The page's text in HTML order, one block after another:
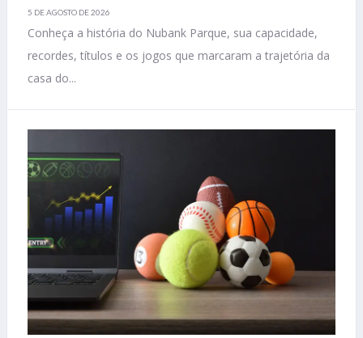
5 DE AGOSTO DE 2026
Conheça a história do Nubank Parque, sua capacidade,
recordes, títulos e os jogos que marcaram a trajetória da
casa do...